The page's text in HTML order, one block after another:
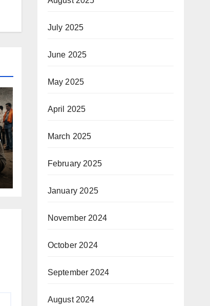
July 2025
June 2025
May 2025
April 2025
March 2025
February 2025
January 2025
November 2024
October 2024
September 2024
August 2024